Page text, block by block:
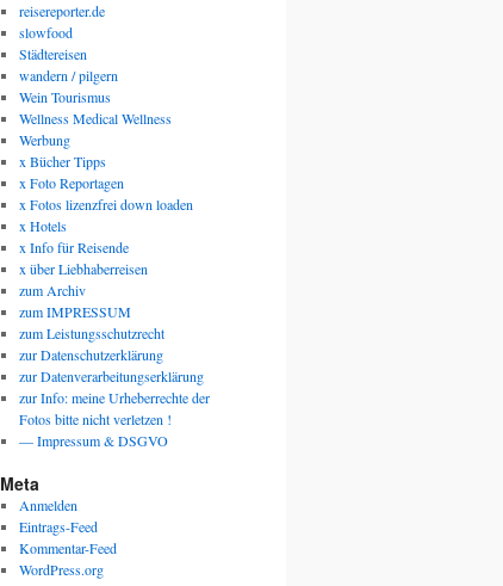
reisereporter.de
slowfood
Städtereisen
wandern / pilgern
Wein Tourismus
Wellness Medical Wellness
Werbung
x Bücher Tipps
x Foto Reportagen
x Fotos lizenzfrei down loaden
x Hotels
x Info für Reisende
x über Liebhaberreisen
zum Archiv
zum IMPRESSUM
zum Leistungsschutzrecht
zur Datenschutzerklärung
zur Datenverarbeitungserklärung
zur Info: meine Urheberrechte der
Fotos bitte nicht verletzen !
— Impressum & DSGVO
Meta
Anmelden
Eintrags-Feed
Kommentar-Feed
WordPress.org